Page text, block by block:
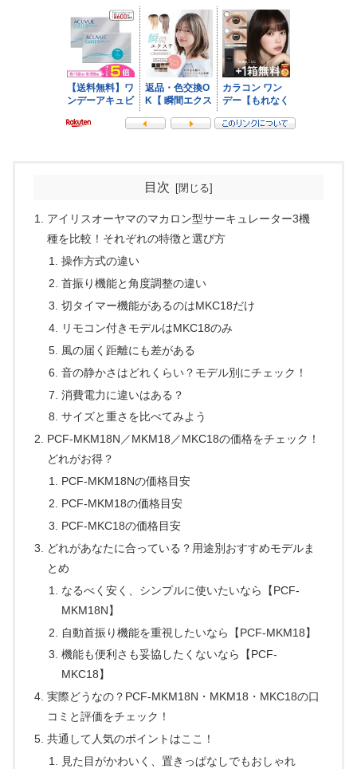
目次
アイリスオーヤマのマカロン型サーキュレーター3機
種を比較！それぞれの特徴と選び方
操作方式の違い
首振り機能と角度調整の違い
切タイマー機能があるのはMKC18だけ
リモコン付きモデルはMKC18のみ
風の届く距離にも差がある
音の静かさはどれくらい？モデル別にチェック！
消費電力に違いはある？
サイズと重さを比べてみよう
PCF-MKM18N／MKM18／MKC18の価格をチェック！
どれがお得？
PCF-MKM18Nの価格目安
PCF-MKM18の価格目安
PCF-MKC18の価格目安
どれがあなたに合っている？用途別おすすめモデルま
とめ
なるべく安く、シンプルに使いたいなら【PCF-
MKM18N】
自動首振り機能を重視したいなら【PCF-MKM18】
機能も便利さも妥協したくないなら【PCF-
MKC18】
実際どうなの？PCF-MKM18N・MKM18・MKC18の口
コミと評価をチェック！
共通して人気のポイントはここ！
見た目がかわいく、置きっぱなしでもおしゃれ